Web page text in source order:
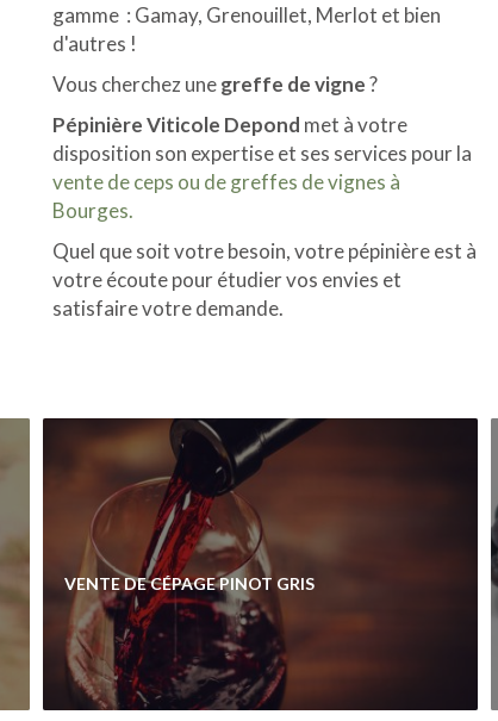
gamme : Gamay, Grenouillet, Merlot et bien
d'autres !
Vous cherchez unegreffe de vigne?
Pépinière Viticole Depond met à votre
disposition son expertise et ses services pour la
vente de ceps ou de greffes de vignes à
Bourges.
Quel que soit votre besoin, votre pépinière est à
votre écoute pour étudier vos envies et
satisfaire votre demande.
VENTE DE CÉPAGE PINOT GRIS